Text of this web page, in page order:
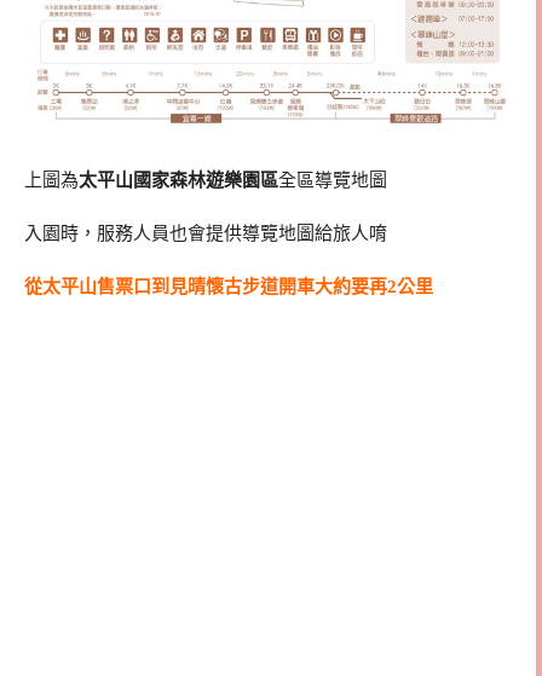
上圖為太平山國家森林遊樂園區全區導覽地圖
入園時，服務人員也會提供導覽地圖給旅人唷
從太平山售票口到見晴懷古步道開車大約要再2公里